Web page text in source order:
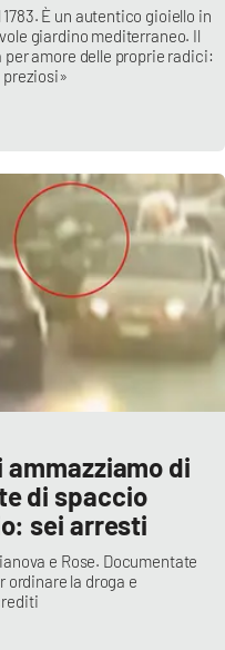
È un autentico gioiello in
giardino mediterraneo. Il
amore delle proprie radici:
preziosi»
ammazziamo di
di spaccio
sei arresti
e Rose. Documentate
ordinare la droga e